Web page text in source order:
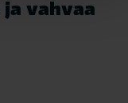
vahvaa